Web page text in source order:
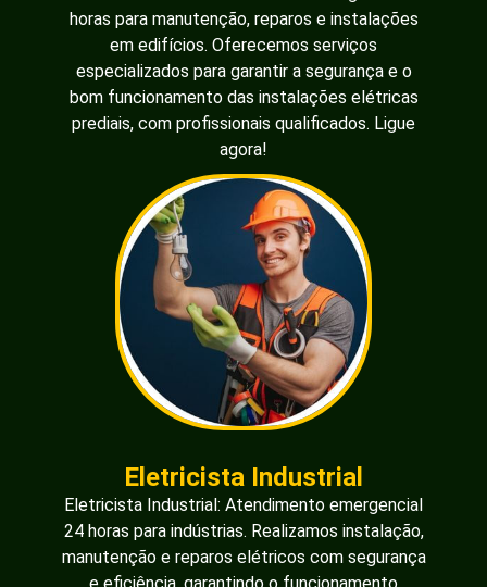
Eletricista
Instalador Perto de
Você
Eletricista Rápido 24 Horas
Instalação de Disjuntor
Instalação de Disjuntor: Atendimento especializado
para instalação de disjuntores 24h. Garantimos um
serviço seguro e eficiente para proteger sua rede
elétrica contra sobrecargas e curtos-circuitos.
Profissionais qualificados prontos para realizar a
instalação com qualidade. Ligue agora!